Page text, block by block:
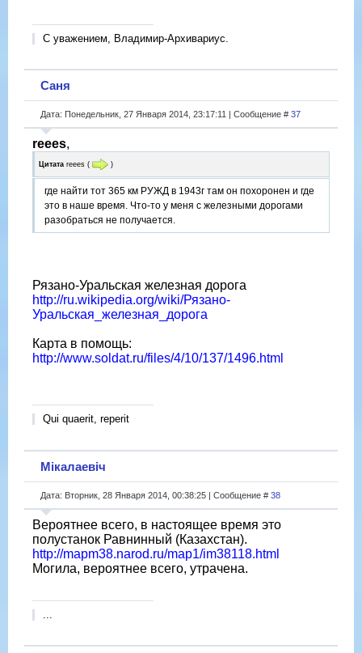
С уважением, Владимир-Архивариус.
Саня
Дата: Понедельник, 27 Января 2014, 23:17:11 | Сообщение # 37
reees,
Цитата reees ( )
где найти тот 365 км РУЖД в 1943г там он похоронен и где
это в наше время. Что-то у меня с железными дорогами
разобраться не получается.
Рязано-Уральская железная дорога
http://ru.wikipedia.org/wiki/Рязано-
Уральская_железная_дорога
Карта в помощь:
http://www.soldat.ru/files/4/10/137/1496.html
Qui quaerit, reperit
Мікалаевіч
Дата: Вторник, 28 Января 2014, 00:38:25 | Сообщение # 38
Вероятнее всего, в настоящее время это
полустанок Равнинный (Казахстан).
http://mapm38.narod.ru/map1/im38118.html
Могила, вероятнее всего, утрачена.